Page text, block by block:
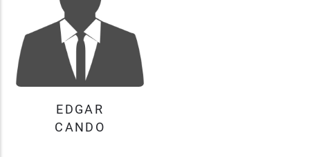
JOSE
CORDOVA